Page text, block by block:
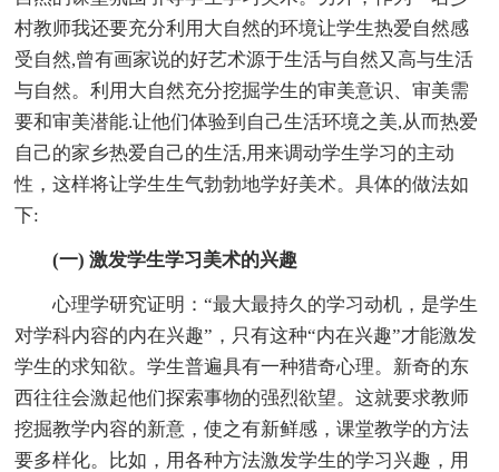
村教师我还要充分利用大自然的环境让学生热爱自然感
受自然,曾有画家说的好艺术源于生活与自然又高与生活
与自然。利用大自然充分挖掘学生的审美意识、审美需
要和审美潜能.让他们体验到自己生活环境之美,从而热爱
自己的家乡热爱自己的生活,用来调动学生学习的主动
性，这样将让学生生气勃勃地学好美术。具体的做法如
下:
(一) 激发学生学习美术的兴趣
心理学研究证明：“最大最持久的学习动机，是学生
对学科内容的内在兴趣”，只有这种“内在兴趣”才能激发
学生的求知欲。学生普遍具有一种猎奇心理。新奇的东
西往往会激起他们探索事物的强烈欲望。这就要求教师
挖掘教学内容的新意，使之有新鲜感，课堂教学的方法
要多样化。比如，用各种方法激发学生的学习兴趣，用